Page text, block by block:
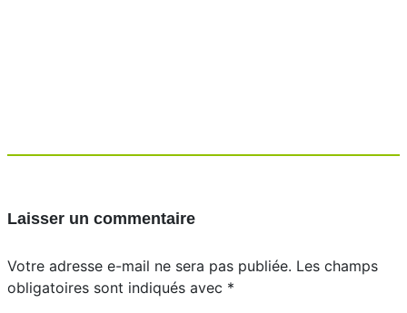
Laisser un commentaire
Votre adresse e-mail ne sera pas publiée. Les champs
obligatoires sont indiqués avec *